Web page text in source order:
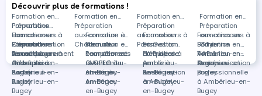
Découvrir plus de formations !
Formation en
Préparation
aux concours à
Clermont-
Ferrand
Formation en
Préparation
aux concours à
Châteauroux
Formation en
Préparation
aux concours à
Paris
Formation en
Préparation
aux concours à
Cayenne
Formations
dans
Préparation
aux concours à
distance
Formation en
Communication
visuelle à
Ambérieu-en-
Bugey
Formation en
Bilan de
compétences
à Ambérieu-
en-Bugey
Formation
en Gestion
d'équipes à
Ambérieu-
en-Bugey
Formation en
SST à
Ambérieu-en-
Bugey
Formation en
Accompagnement
à l'emploi à
Ambérieu-en-
Bugey
Formation en
Recrutement
et GPEC à
Ambérieu-
en-Bugey
Formation
en Prise de
parole à
Ambérieu-
en-Bugey
Formation en
VAE à
Ambérieu-en-
Bugey
Formation en
Orientation
scolaire à
Ambérieu-en-
Bugey
Formation en
Gestion du
stress à
Ambérieu-
en-Bugey
Formation
en
Restauration
à Ambérieu-
en-Bugey
Formation en
Communication
professionnelle
à Ambérieu-en-
Bugey